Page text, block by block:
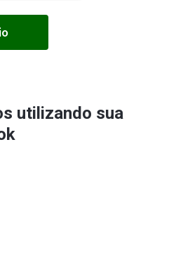
utilizando sua